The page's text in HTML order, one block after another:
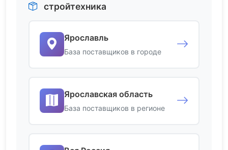
стройтехника
Ярославль
База поставщиков в городе
Ярославская область
База поставщиков в регионе